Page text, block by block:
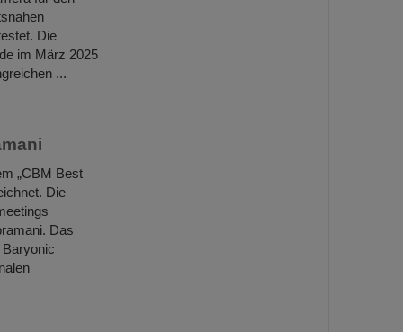
Die
im März 2025
...
„CBM Best
Die
Das